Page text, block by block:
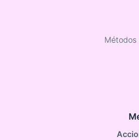
Métodos